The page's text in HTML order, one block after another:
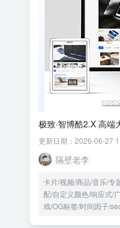
极致·智博酷2.X 高端
更新日期：2026-06-27
隔壁老李
卡片/视频/商品/音乐/专
配/自定义颜色/响应式/
戏/OG标签/时间因子/